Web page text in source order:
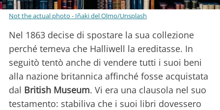
Not the actual photo - Iñaki del Olmo/Unsplash
Nel 1863 decise di spostare la sua collezione
perché temeva che Halliwell la ereditasse. In
seguitò tentò anche di vendere tutti i suoi beni
alla nazione britannica affinché fosse acquistata
dal British Museum. Vi era una clausola nel suo
testamento: stabiliva che i suoi libri dovessero